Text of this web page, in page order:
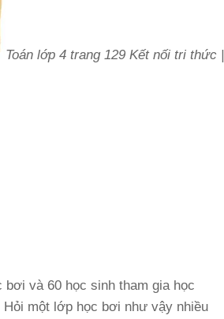
Toán lớp 4 trang 129 Kết nối tri thức |
và 60 học sinh tham gia học
một lớp học bơi như vậy nhiều